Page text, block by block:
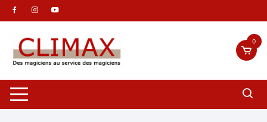
Aller
au
contenu
0